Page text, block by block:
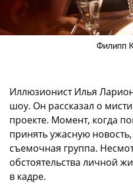
Филипп
Иллюзионист Илья
шоу. Он рассказал о
проекте. Момент, когда
принять ужасную
съемочная группа.
обстоятельства личной
в кадре.